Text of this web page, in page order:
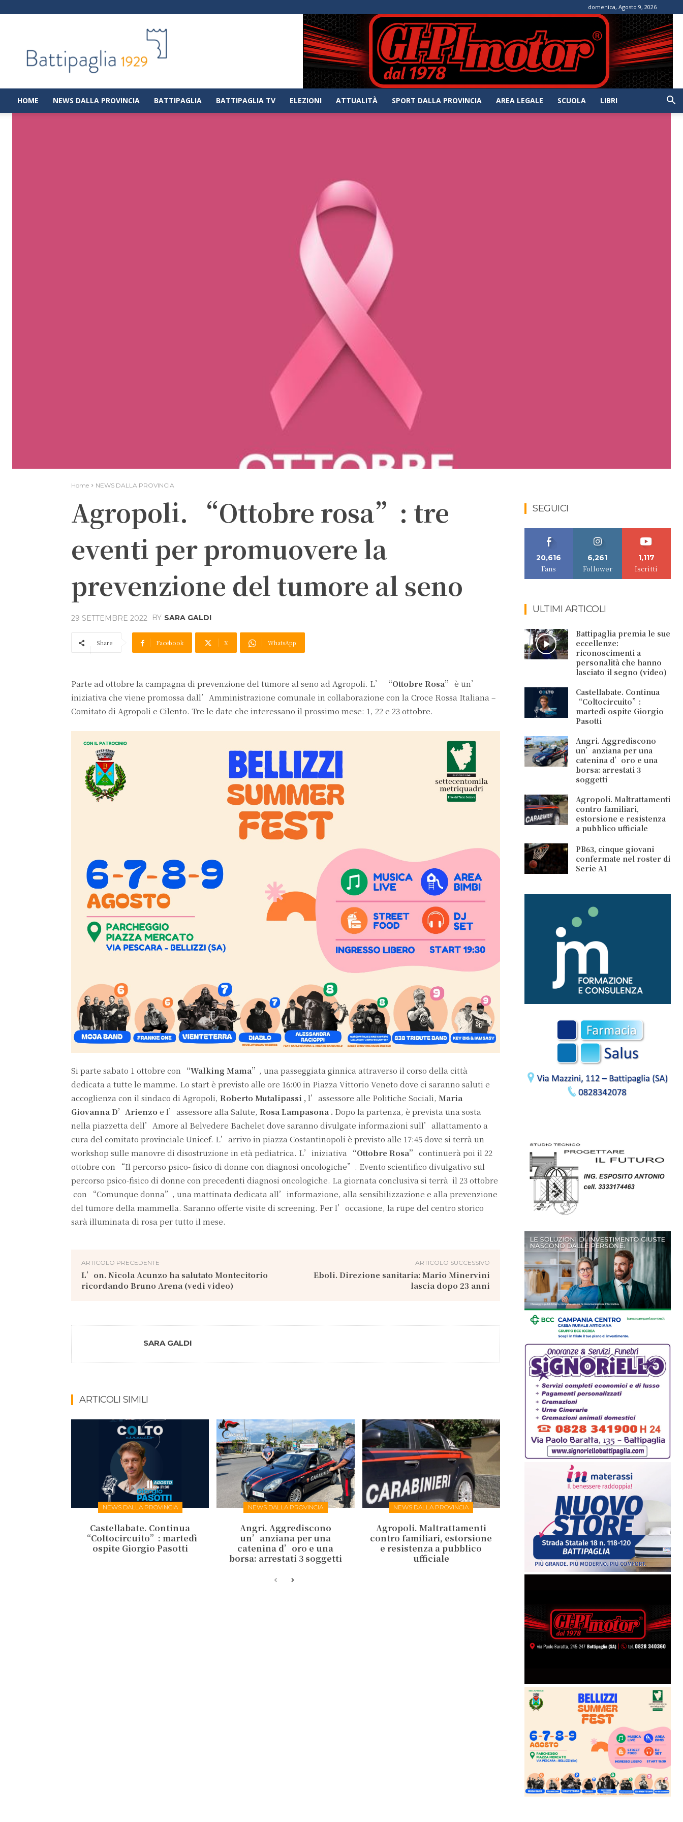
domenica, Agosto 9, 2026
|
Notizie
dalla
città
di
HOME NEWS DALLA PROVINCIA BATTIPAGLIA BATTIPAGLIA TV ELEZIONI ATTUALITÀ SPORT DALLA PROVINCIA AREA LEGALE SCUOLA LIBRI
Home NEWS DALLA PROVINCIA
Agropoli. “Ottobre rosa”: tre
eventi per promuovere la
prevenzione del tumore al seno
29 SETTEMBRE 2022 BY SARA GALDI
Share Facebook X WhatsApp
Parte ad ottobre la campagna di prevenzione del tumore al seno ad Agropoli. L’ “Ottobre Rosa” è un’
iniziativa che viene promossa dall’Amministrazione comunale in collaborazione con la Croce Rossa Italiana –
Comitato di Agropoli e Cilento. Tre le date che interessano il prossimo mese: 1, 22 e 23 ottobre.
Si parte sabato 1 ottobre con “Walking Mama” , una passeggiata ginnica attraverso il corso della città
dedicata a tutte le mamme. Lo start è previsto alle ore 16:00 in Piazza Vittorio Veneto dove ci saranno saluti e
accoglienza con il sindaco di Agropoli, Roberto Mutalipassi , l’assessore alle Politiche Sociali, Maria
Giovanna D’Arienzo e l’assessore alla Salute, Rosa Lampasona . Dopo la partenza, è prevista una sosta
nella piazzetta dell’Amore al Belvedere Bachelet dove saranno divulgate informazioni sull’allattamento a
cura del comitato provinciale Unicef. L’arrivo in piazza Costantinopoli è previsto alle 17:45 dove si terrà un
workshop sulle manovre di disostruzione in età pediatrica. L’iniziativa
“Ottobre Rosa” continuerà poi il 22
ottobre con “Il percorso psico- fisico di donne con diagnosi oncologiche”. Evento scientifico divulgativo sul
percorso psico-fisico di donne con precedenti diagnosi oncologiche. La giornata conclusiva si terrà il 23 ottobre
con “Comunque donna”, una mattinata dedicata all’informazione, alla sensibilizzazione e alla prevenzione
del tumore della mammella. Saranno offerte visite di screening. Per l’occasione, la rupe del centro storico
sarà illuminata di rosa per tutto il mese.
ARTICOLO PRECEDENTE
L’on. Nicola Acunzo ha salutato Montecitorio
ricordando Bruno Arena (vedi video)
ARTICOLO SUCCESSIVO
Eboli. Direzione sanitaria: Mario Minervini
lascia dopo 23 anni
SARA GALDI
ARTICOLI SIMILI
NEWS DALLA PROVINCIA
Castellabate. Continua
“Coltocircuito”: martedì
ospite Giorgio Pasotti
NEWS DALLA PROVINCIA
Angri. Aggrediscono
un’anziana per una
catenina d’oro e una
borsa: arrestati 3 soggetti
NEWS DALLA PROVINCIA
Agropoli. Maltrattamenti
contro familiari, estorsione
e resistenza a pubblico
ufficiale
SEGUICI
20,616
Fans
6,261
Follower
1,117
Iscritti
ULTIMI ARTICOLI
Battipaglia premia le sue
eccellenze:
riconoscimenti a
personalità che hanno
lasciato il segno (video)
Castellabate. Continua
“Coltocircuito”:
martedì ospite Giorgio
Pasotti
Angri. Aggrediscono
un’anziana per una
catenina d’oro e una
borsa: arrestati 3
soggetti
Agropoli. Maltrattamenti
contro familiari,
estorsione e resistenza
a pubblico ufficiale
PB63, cinque giovani
confermate nel roster di
Serie A1